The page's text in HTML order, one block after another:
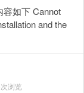
容如下 Cannot
and the
浏览